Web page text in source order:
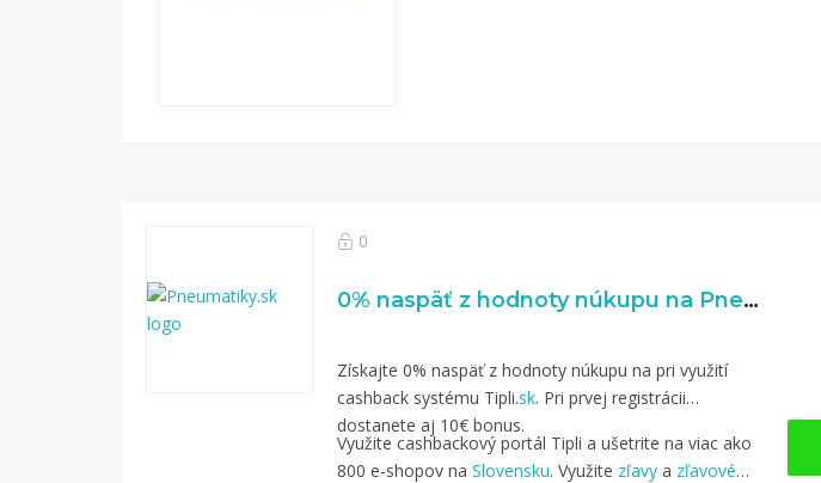
0
0% naspäť z hodnoty núkupu na Pneumatiky.sk
Získajte 0% naspäť z hodnoty núkupu na pri využití
cashback systému Tipli.sk. Pri prvej registrácii
dostanete aj 10€ bonus.
Využite cashbackový portál Tipli a ušetrite na viac ako
800 e-shopov na Slovensku. Využite zľavy a zľavové